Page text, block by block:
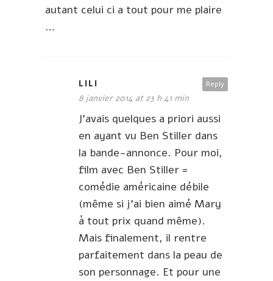
autant celui ci a tout pour me plaire
…
Reply
LILI
8 janvier 2014 at 23 h 41 min
J’avais quelques a priori aussi
en ayant vu Ben Stiller dans
la bande-annonce. Pour moi,
film avec Ben Stiller =
comédie américaine débile
(même si j’ai bien aimé Mary
à tout prix quand même).
Mais finalement, il rentre
parfaitement dans la peau de
son personnage. Et pour une